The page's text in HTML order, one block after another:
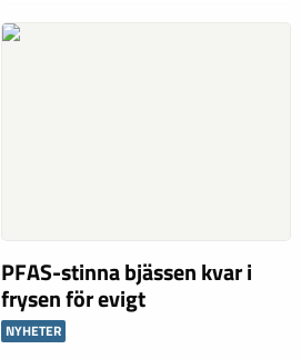
PFAS-stinna bjässen kvar i
frysen för evigt
NYHETER